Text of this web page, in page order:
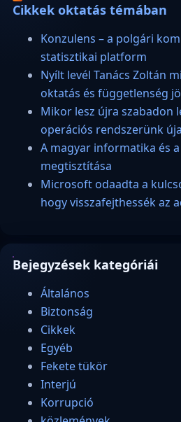
Cikkek oktatás témában
Konzulens – a polgári
statisztikai platform
Nyílt levél Tanács Zoltán
oktatás és függetlenség
Mikor lesz újra szabadon
operációs rendszerünk
A magyar informatika és
megtisztítása
Microsoft odaadta a
hogy visszafejthessék az
Bejegyzések kategóriái
Általános
Biztonság
Cikkek
Egyéb
Fekete tükör
Interjú
Korrupció